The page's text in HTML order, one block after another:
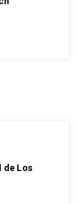
de Los